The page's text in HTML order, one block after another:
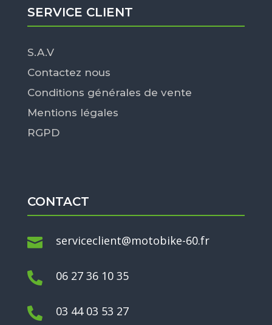
SERVICE CLIENT
S.A.V
Contactez nous
Conditions générales de vente
Mentions légales
RGPD
CONTACT
 serviceclient@motobike-60.fr
 06 27 36 10 35
 03 44 03 53 27